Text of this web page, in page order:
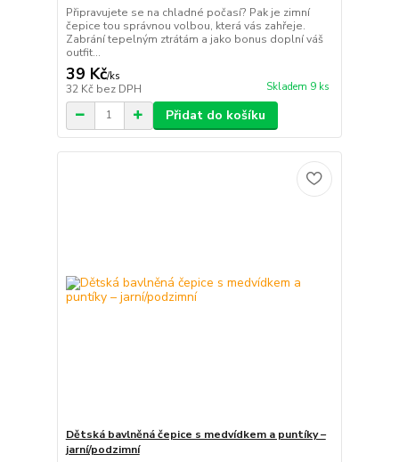
Připravujete se na chladné počasí? Pak je zimní
čepice tou správnou volbou, která vás zahřeje.
Zabrání tepelným ztrátám a jako bonus doplní váš
outfit...
39 Kč/ks
32 Kč bez DPH Skladem 9 ks
Přidat do košíku
Dětská bavlněná čepice s medvídkem a puntíky –
jarní/podzimní